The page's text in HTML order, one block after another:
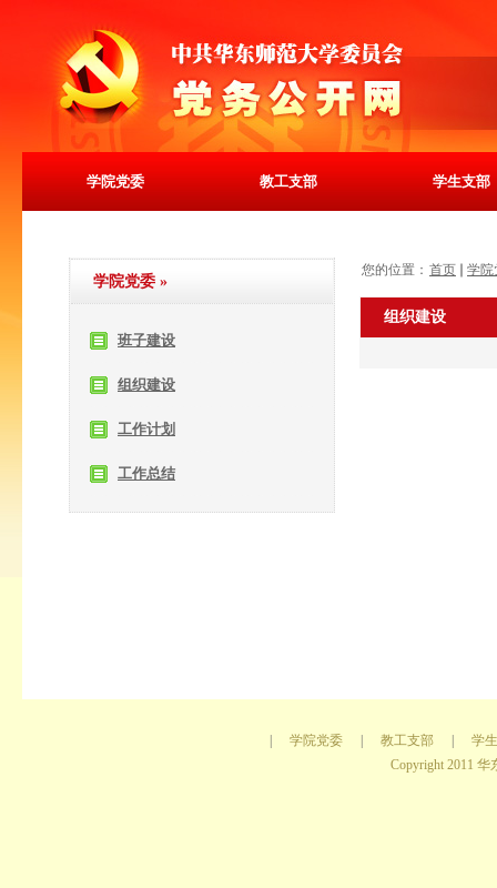
学院党委 教工支部 学生支部
学院党委 »
班子建设
组织建设
工作计划
工作总结
您的位置： 首页 学院
组织建设
学院党委 教工支部
学
Copyright 2011 华